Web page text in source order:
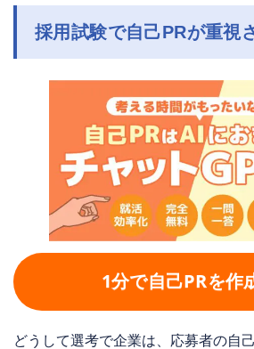
採用試験で自己PRが重視
1分で自己PRを作
どうして選考で企業は、応募者の自